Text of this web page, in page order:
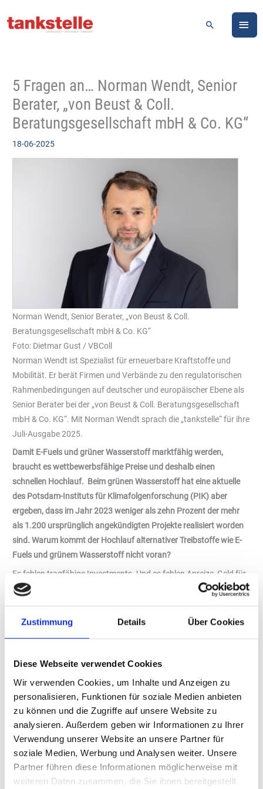
Zustimmung Details Über Cookies
Diese Webseite verwendet Cookies
Wir verwenden Cookies, um Inhalte und Anzeigen zu
personalisieren, Funktionen für soziale Medien anbieten
zu können und die Zugriffe auf unsere Website zu
analysieren. Außerdem geben wir Informationen zu Ihrer
Verwendung unserer Website an unsere Partner für
soziale Medien, Werbung und Analysen weiter. Unsere
Partner führen diese Informationen möglicherweise mit
weiteren Daten zusammen, die Sie ihnen bereitgestellt
Inhalt
Suchen
5 Fragen an… Norman Wendt, Senior
Berater, „von Beust & Coll.
Beratungsgesellschaft mbH & Co. KG“
18-06-2025
Norman Wendt, Senior Berater, „von Beust & Coll.
Beratungsgesellschaft mbH & Co. KG“
Foto: Dietmar Gust / VBColl
Norman Wendt ist Spezialist für erneuerbare Kraftstoffe und
Mobilität. Er berät Firmen und Verbände zu den regulatorischen
Rahmenbedingungen auf deutscher und europäischer Ebene als
Senior Berater bei der „von Beust & Coll. Beratungsgesellschaft
mbH & Co. KG“. Mit Norman Wendt sprach die „tankstelle“ für ihre
Juli-Ausgabe 2025.
Damit E-Fuels und grüner Wasserstoff marktfähig werden,
braucht es wettbewerbsfähige Preise und deshalb einen
schnellen Hochlauf. Beim grünen Wasserstoff hat eine aktuelle
des Potsdam-Instituts für Klimafolgenforschung (PIK) aber
ergeben, dass im Jahr 2023 weniger als zehn Prozent der mehr
als 1.200 ursprünglich angekündigten Projekte realisiert worden
sind. Warum kommt der Hochlauf alternativer Treibstoffe wie E-
Fuels und grünem Wasserstoff nicht voran?
Es fehlen tragfähige Investments. Und es fehlen Anreize, Geld für
erneuerbare Treibstoffe in die Hand zu nehmen. Kurzum: Kapital
Verlässlichkeit, weil die regulatorischen Rahmenbedingungen zu
den Business Case haben können. Das hemmt Investitionen.
Aber ohne Regulatorik ließe sich das Ziel Klimaneutralität nicht
erreichen …
Das stimmt. Es geht nicht darum, den Wert und Sinn von
Regulatorik in Frage zu stellen. Doch die Rahmenbedingungen
müssen sektorenübergreifend harmonisiert und mit nationaler
Regulatorik verzahnt werden. Hier braucht es Einklang und
Akteure, die an einem Strang ziehen. Ein gutes Beispiel ist die